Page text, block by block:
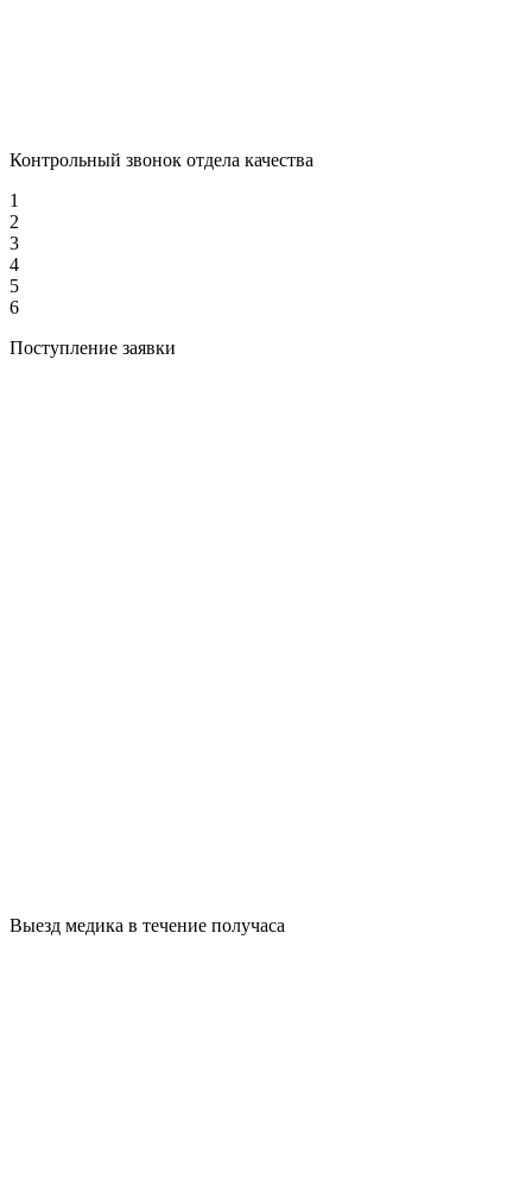
Контрольный звонок отдела качества
1
2
3
4
5
6
Поступление заявки
Выезд медика в течение получаса